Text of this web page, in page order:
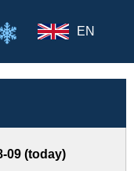
EN
09 (today)